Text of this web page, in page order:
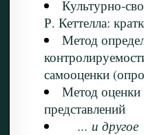
Культурно-
Р. Кеттелла:
Метод
самооценки
Метод оценки
представлений
... и другое